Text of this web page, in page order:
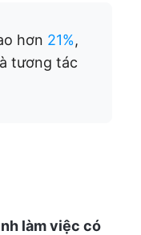
hơn 21%,
tương tác
làm việc có